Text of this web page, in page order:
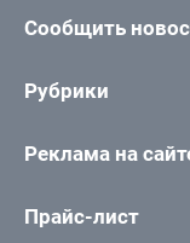
Сообщить
Рубрики
Реклама на
Прайс-лист